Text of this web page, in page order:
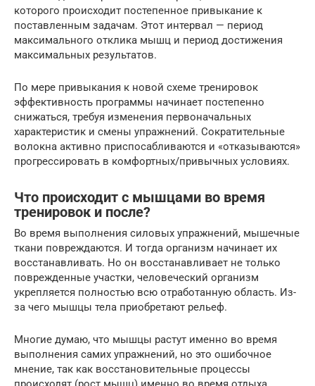
которого происходит постепенное привыкание к
поставленным задачам. Этот интервал — период
максимального отклика мышц и период достижения
максимальных результатов.
По мере привыкания к новой схеме тренировок
эффективность программы начинает постепенно
снижаться, требуя изменения первоначальных
характеристик и смены упражнений. Сократительные
волокна активно приспосабливаются и «отказываются»
прогрессировать в комфортных/привычных условиях.
Что происходит с мышцами во время
тренировок и после?
Во время выполнения силовых упражнений, мышечные
ткани повреждаются. И тогда организм начинает их
восстанавливать. Но он восстанавливает не только
поврежденные участки, человеческий организм
укрепляется полностью всю отработанную область. Из-
за чего мышцы тела приобретают рельеф.
Многие думаю, что мышцы растут именно во время
выполнения самих упражнений, но это ошибочное
мнение, так как восстановительные процессы